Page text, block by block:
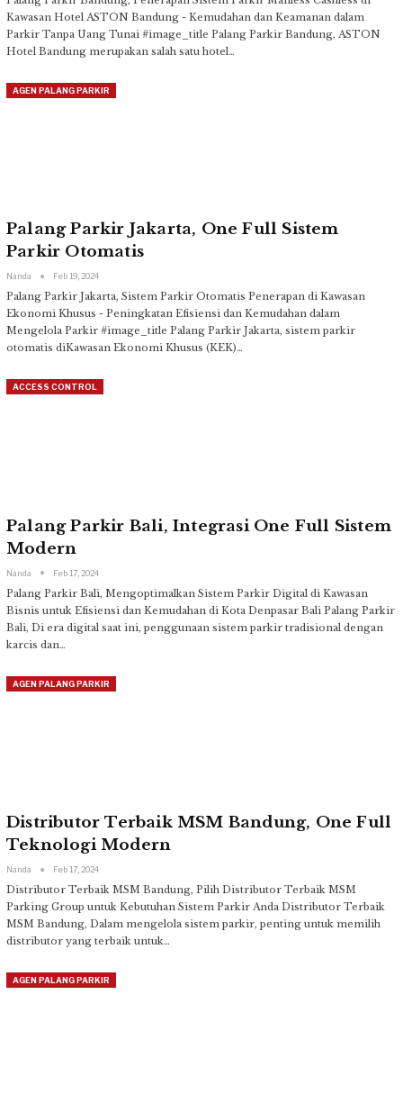
Kawasan Hotel ASTON Bandung - Kemudahan dan Keamanan dalam
Parkir Tanpa Uang Tunai #image_title Palang Parkir Bandung, ASTON
Hotel Bandung merupakan salah satu hotel…
AGEN PALANG PARKIR
Palang Parkir Jakarta, One Full Sistem
Parkir Otomatis
Nanda Feb 19, 2024
Palang Parkir Jakarta, Sistem Parkir Otomatis Penerapan di Kawasan
Ekonomi Khusus - Peningkatan Efisiensi dan Kemudahan dalam
Mengelola Parkir #image_title Palang Parkir Jakarta, sistem parkir
otomatis diKawasan Ekonomi Khusus (KEK)…
ACCESS CONTROL
Palang Parkir Bali, Integrasi One Full Sistem
Modern
Nanda Feb 17, 2024
Palang Parkir Bali, Mengoptimalkan Sistem Parkir Digital di Kawasan
Bisnis untuk Efisiensi dan Kemudahan di Kota Denpasar Bali Palang Parkir
Bali, Di era digital saat ini, penggunaan sistem parkir tradisional dengan
karcis dan…
AGEN PALANG PARKIR
Distributor Terbaik MSM Bandung, One Full
Teknologi Modern
Nanda Feb 17, 2024
Distributor Terbaik MSM Bandung, Pilih Distributor Terbaik MSM
Parking Group untuk Kebutuhan Sistem Parkir Anda Distributor Terbaik
MSM Bandung, Dalam mengelola sistem parkir, penting untuk memilih
distributor yang terbaik untuk…
AGEN PALANG PARKIR